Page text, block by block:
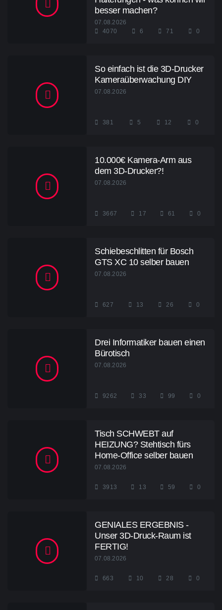
besser machen?
07.08.2026
4070
6 71 0
So einfach ist die 3D-Drucker
Kameraüberwachung DIY
07.08.2026
381 5 12 0
10.000€ Kamera-Arm aus
dem 3D-Drucker?!
07.08.2026
3667 17 61 0
Schiebeschlitten für Bosch
GTS XC 10 selber bauen
07.08.2026
627 13 26 0
Drei Informatiker bauen einen
Bürotisch
07.08.2026
9262 33 99 0
Tisch SCHWEBT auf
HEIZUNG? Stehtisch fürs
Home-Office selber bauen
07.08.2026
3913 13 59 0
GENIALES ERGEBNIS -
Unser 3D-Druck-Raum ist
FERTIG!
07.08.2026
663 10 28 0